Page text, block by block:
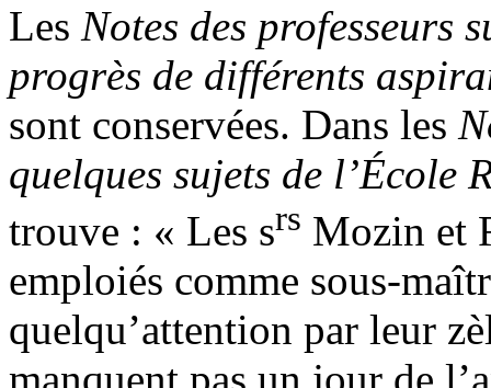
Les Notes des professeurs
progrès de différents
sont conservées. Dans les
quelques sujets de l’École
trouve : « Les srs Mozin et
emploiés comme sous-
quelqu’attention par leur
manquent pas un jour de